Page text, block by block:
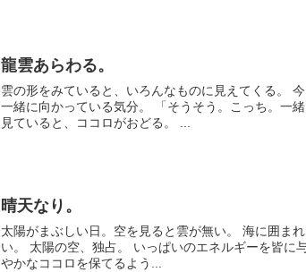
龍雲あらわる。
雲の形をみていると、いろんなものに見えてくる。
一緒に向かっている気分。 「そうそう。こっち。一
見ていると、ココロがおどる。 ...
晴天なり。
太陽がまぶしい日。空を見ると雲が無い。 海に囲ま
い。 太陽の空、独占。 いっぱいのエネルギーを皆に
やかなココロを保てるよう...